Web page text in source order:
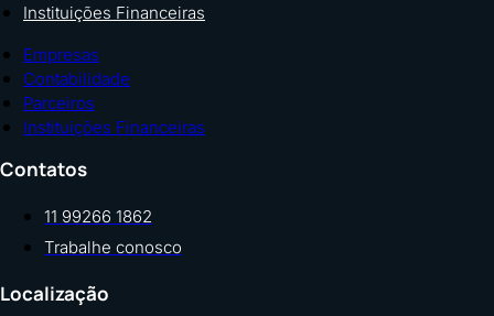
Instituições Financeiras
Empresas
Contabilidade
Parceiros
Instituições Financeiras
Contatos
11 99266 1862
Trabalhe conosco
Localização